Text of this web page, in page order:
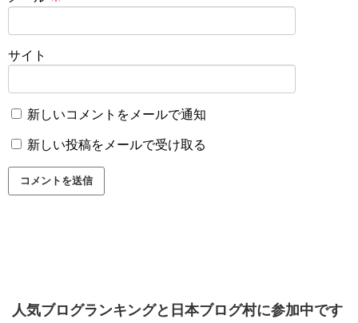
サイト
新しいコメントをメールで通知
新しい投稿をメールで受け取る
人気ブログランキングと日本ブログ村に参加中です